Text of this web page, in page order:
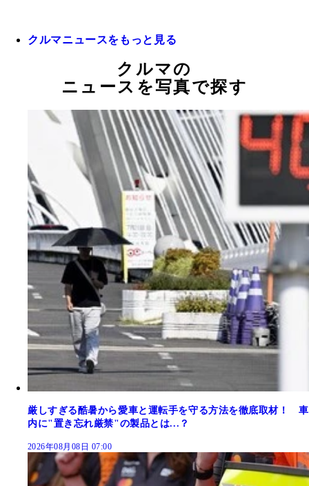
クルマニュースをもっと見る
クルマの
ニュースを写真で探す
厳しすぎる酷暑から愛車と運転手を守る方法を徹底取材！ 車
内に"置き忘れ厳禁"の製品とは...？
2026年08月08日 07:00